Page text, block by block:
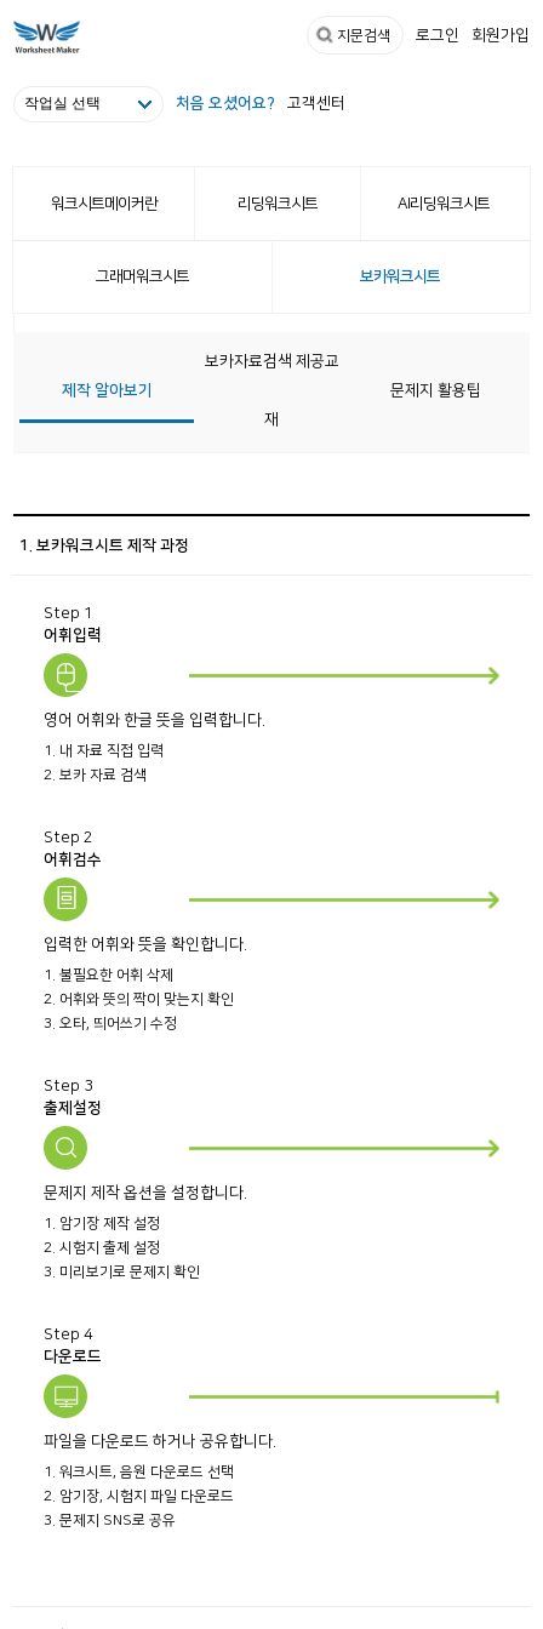
지문검색 로그인 회원가입
처음 오셨어요? 고객센터
워크시트메이커란 리딩워크시트 AI리딩워크시트
그래머워크시트 보카워크시트
제작 알아보기
보카자료검색 제공교
재
문제지 활용팁
1. 보카워크시트 제작 과정
Step 1
어휘입력
영어 어휘와 한글 뜻을 입력합니다.
1. 내 자료 직접 입력
2. 보카 자료 검색
Step 2
어휘검수
입력한 어휘와 뜻을 확인합니다.
1. 불필요한 어휘 삭제
2. 어휘와 뜻의 짝이 맞는지 확인
3. 오타, 띄어쓰기 수정
Step 3
출제설정
문제지 제작 옵션을 설정합니다.
1. 암기장 제작 설정
2. 시험지 출제 설정
3. 미리보기로 문제지 확인
Step 4
다운로드
파일을 다운로드 하거나 공유합니다.
1. 워크시트, 음원 다운로드 선택
2. 암기장, 시험지 파일 다운로드
3. 문제지 SNS로 공유